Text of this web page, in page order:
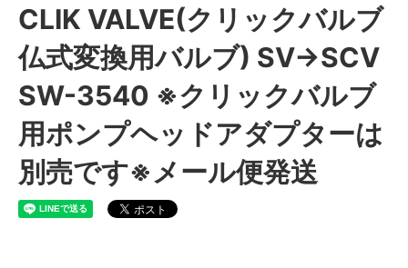
CLIK VALVE(クリックバルブ
仏式変換用バルブ) SV→SCV
SW-3540 ※クリックバルブ
用ポンプヘッドアダプターは
別売です※メール便発送